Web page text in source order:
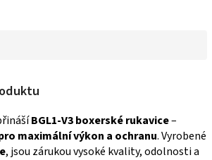
BGL1-V3boxerské rukavice–
maximální výkon a ochranu. Vyrobené
, jsou zárukou vysoké kvality, odolnosti a